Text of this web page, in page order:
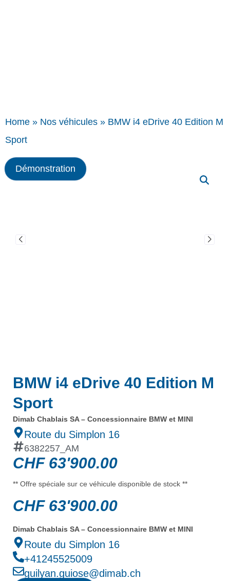
Home » Nos véhicules » BMW i4 eDrive 40 Edition M
Sport
Démonstration
BMW i4 eDrive 40 Edition M
Sport
Dimab Chablais SA – Concessionnaire BMW et MINI
Route du Simplon 16
6382257_AM
CHF63'900.00
** Offre spéciale sur ce véhicule disponible de stock **
CHF63'900.00
Dimab Chablais SA – Concessionnaire BMW et MINI
Route du Simplon 16
+41245525009
guilyan.guiose@dimab.ch